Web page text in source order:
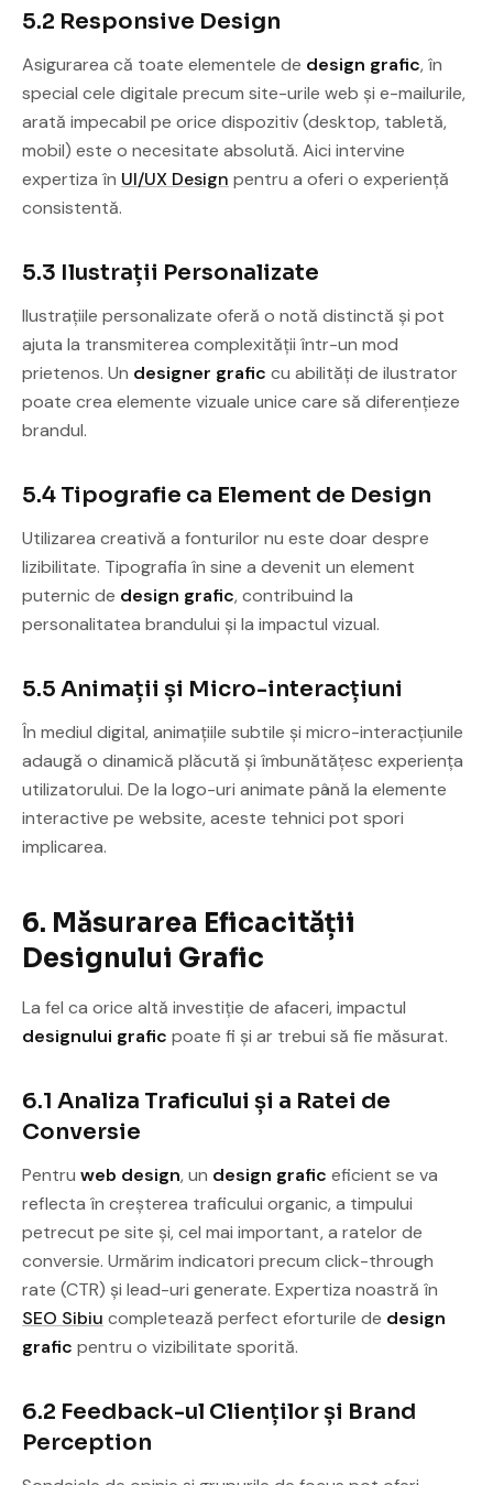
5.2 Responsive Design
Asigurarea că toate elementele de design grafic, în
special cele digitale precum site-urile web și e-mailurile,
arată impecabil pe orice dispozitiv (desktop, tabletă,
mobil) este o necesitate absolută. Aici intervine
expertiza în UI/UX Design pentru a oferi o experiență
consistentă.
5.3 Ilustrații Personalizate
Ilustrațiile personalizate oferă o notă distinctă și pot
ajuta la transmiterea complexității într-un mod
prietenos. Un designer grafic cu abilități de ilustrator
poate crea elemente vizuale unice care să diferențieze
brandul.
5.4 Tipografie ca Element de Design
Utilizarea creativă a fonturilor nu este doar despre
lizibilitate. Tipografia în sine a devenit un element
puternic de design grafic, contribuind la
personalitatea brandului și la impactul vizual.
5.5 Animații și Micro-interacțiuni
În mediul digital, animațiile subtile și micro-interacțiunile
adaugă o dinamică plăcută și îmbunătățesc experiența
utilizatorului. De la logo-uri animate până la elemente
interactive pe website, aceste tehnici pot spori
implicarea.
6. Măsurarea Eficacității
Designului Grafic
La fel ca orice altă investiție de afaceri, impactul
designului grafic poate fi și ar trebui să fie măsurat.
6.1 Analiza Traficului și a Ratei de
Conversie
Pentru web design, un design grafic eficient se va
reflecta în creșterea traficului organic, a timpului
petrecut pe site și, cel mai important, a ratelor de
conversie. Urmărim indicatori precum click-through
rate (CTR) și lead-uri generate. Expertiza noastră în
SEO Sibiu completează perfect eforturile de design
grafic pentru o vizibilitate sporită.
6.2 Feedback-ul Clienților și Brand
Perception